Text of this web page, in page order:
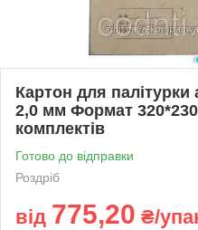
Картон для палітурки
2,0 мм Формат
комплектів
Готово до відправки
Роздріб
від 775,20 ₴/